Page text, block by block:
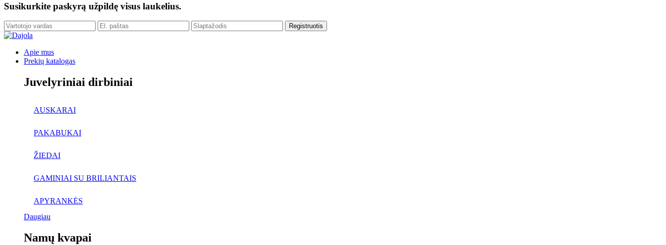
Susikurkite paskyrą užpildę visus laukelius.
Apie mus
Prekių katalogas
Juvelyriniai dirbiniai
AUSKARAI
PAKABUKAI
ŽIEDAI
GAMINIAI SU BRILIANTAIS
APYRANKĖS
Daugiau
Namų kvapai